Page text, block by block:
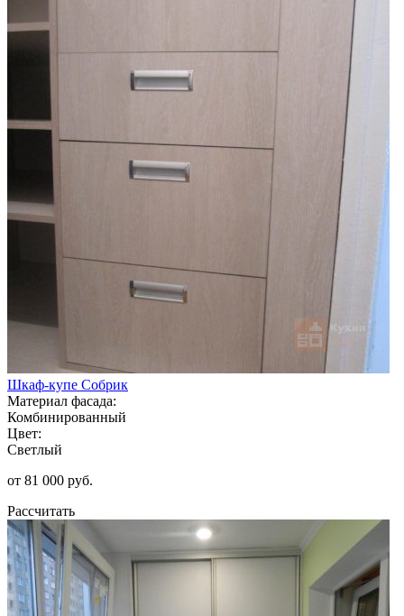
Шкаф-купе Собрик
Материал фасада:
Комбинированный
Цвет:
Светлый
от 81 000 руб.
Рассчитать